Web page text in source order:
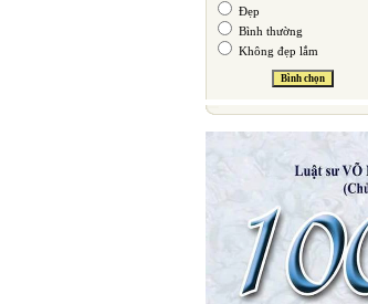
Đẹp
Bình thường
Không đẹp lắm